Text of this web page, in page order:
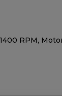
RPM,